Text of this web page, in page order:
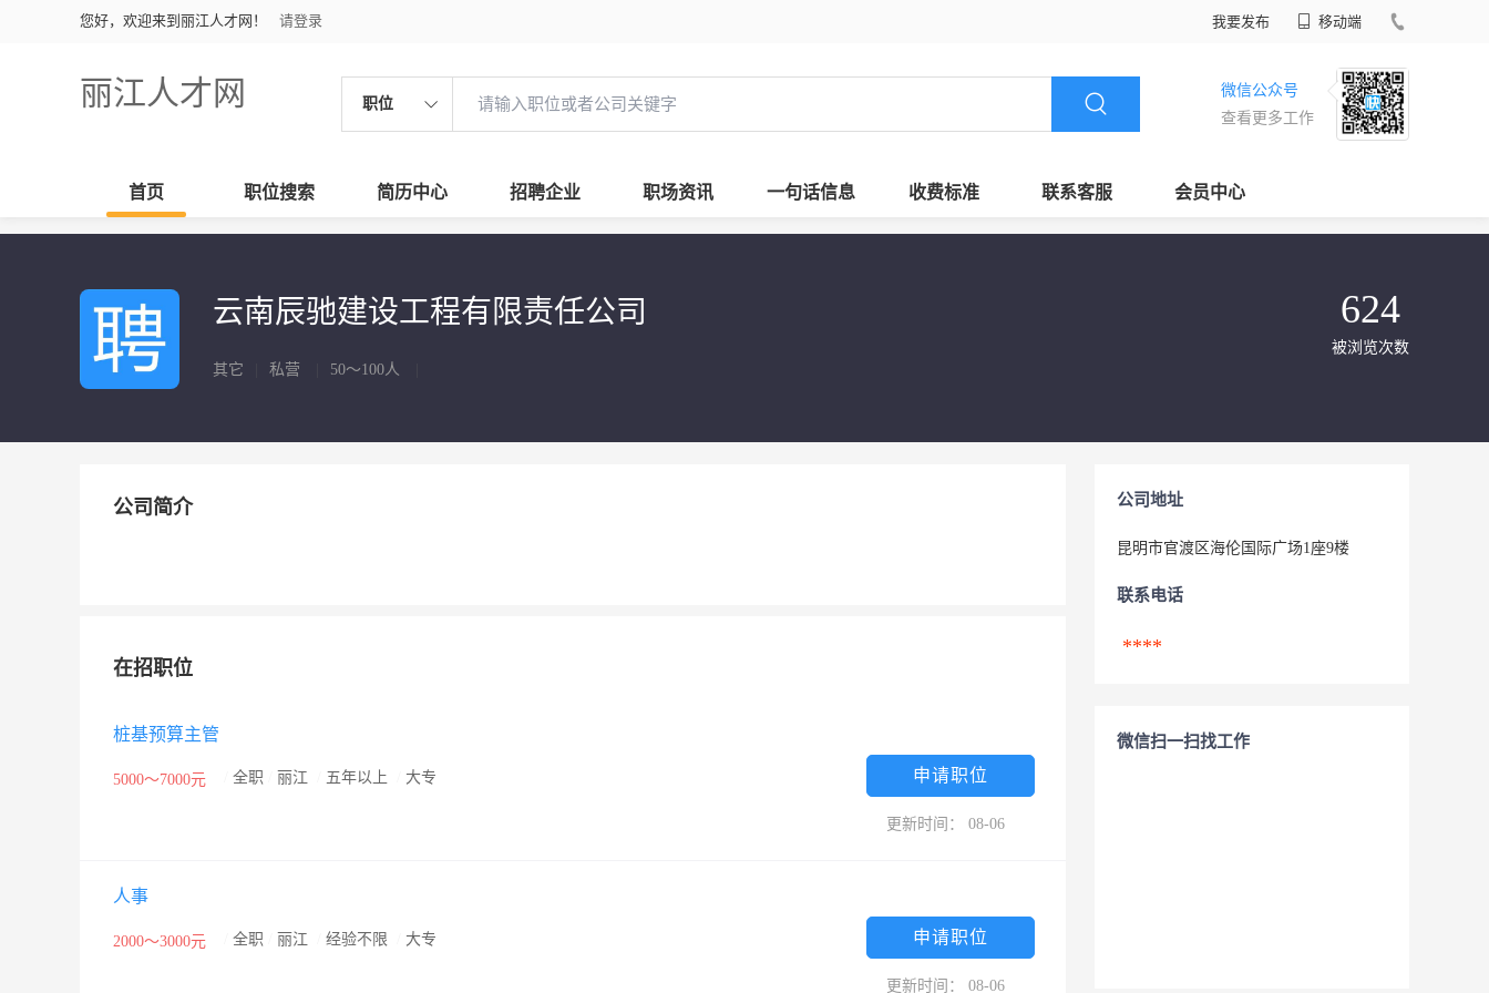
您好，欢迎来到丽江人才网！ 请登录 我要发布 移动端
丽江人才网 职位
微信公众号
查看更多工作
首页 职位搜索 简历中心 招聘企业 职场资讯 一句话信息 收费标准 联系客服 会员中心
云南辰驰建设工程有限责任公司
其它 私营 50～100人
624
被浏览次数
公司简介
在招职位
桩基预算主管
5000～7000元 全职 丽江 五年以上 大专 申请职位
更新时间： 08-06
人事
2000～3000元 全职 丽江 经验不限 大专 申请职位
更新时间： 08-06
公司地址
昆明市官渡区海伦国际广场1座9楼
联系电话
****
微信扫一扫找工作